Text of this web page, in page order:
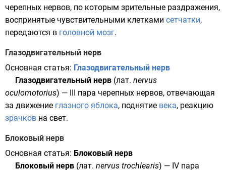
черепных нервов, по которым зрительные раздражения,
воспринятые чувствительными клетками сетчатки,
передаются в головной мозг.
Глазодвигательный нерв
Основная статья: Глазодвигательный нерв
Глазодвигательный нерв (лат. nervus
oculomotorius) — III пара черепных нервов, отвечающая
за движение глазного яблока, поднятие века, реакцию
зрачков на свет.
Блоковый нерв
Основная статья: Блоковый нерв
Блоковый нерв (лат. nervus trochlearis) — IV пара